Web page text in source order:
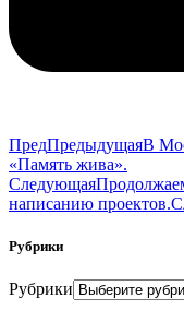
ПредПредыдущаяВ
«Память жива».
Следующая
написанию проектов.
Рубрики
Рубрики